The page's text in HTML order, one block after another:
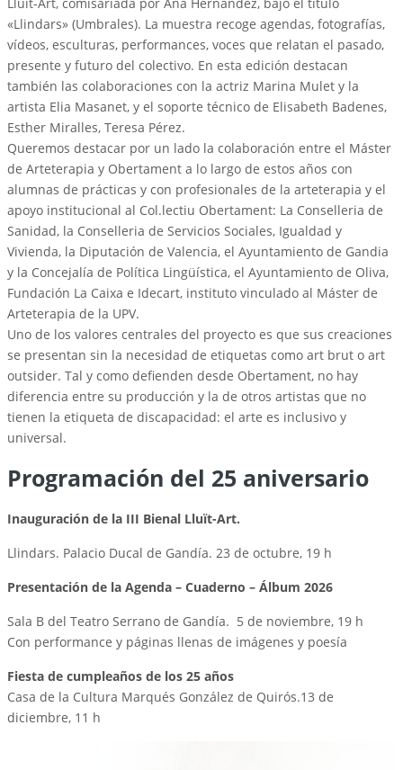
«Llindars» (Umbrales). La muestra recoge agendas, fotografías,
vídeos, esculturas, performances, voces que relatan el pasado,
presente y futuro del colectivo. En esta edición destacan
también las colaboraciones con la actriz Marina Mulet y la
artista Elia Masanet, y el soporte técnico de Elisabeth Badenes,
Esther Miralles, Teresa Pérez.
Queremos destacar por un lado la colaboración entre el Máster
de Arteterapia y Obertament a lo largo de estos años con
alumnas de prácticas y con profesionales de la arteterapia y el
apoyo institucional al Col.lectiu Obertament: La Conselleria de
Sanidad, la Conselleria de Servicios Sociales, Igualdad y
Vivienda, la Diputación de Valencia, el Ayuntamiento de Gandia
y la Concejalía de Política Lingüística, el Ayuntamiento de Oliva,
Fundación La Caixa e Idecart, instituto vinculado al Máster de
Arteterapia de la UPV.
Uno de los valores centrales del proyecto es que sus creaciones
se presentan sin la necesidad de etiquetas como art brut o art
outsider. Tal y como defienden desde Obertament, no hay
diferencia entre su producción y la de otros artistas que no
tienen la etiqueta de discapacidad: el arte es inclusivo y
universal.
Programación del 25 aniversario
Inauguración de la III Bienal Lluït-Art.
Llindars. Palacio Ducal de Gandía. 23 de octubre, 19 h
Presentación de la Agenda – Cuaderno – Álbum 2026
Sala B del Teatro Serrano de Gandía. 5 de noviembre, 19 h
Con performance y páginas llenas de imágenes y poesía
Fiesta de cumpleaños de los 25 años
Casa de la Cultura Marqués González de Quirós.13 de
diciembre, 11 h